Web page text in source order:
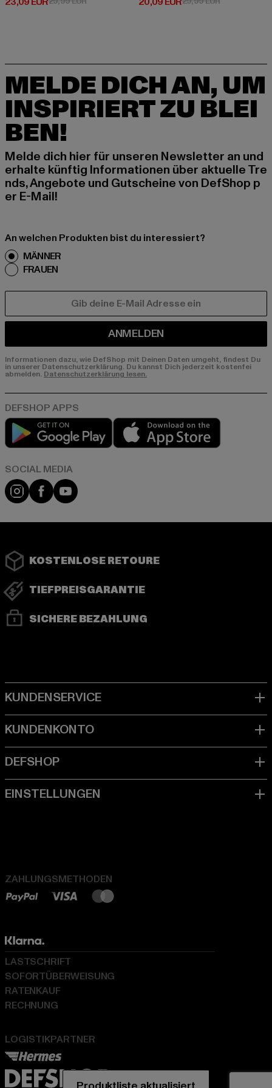
MELDE DICH AN, UM
INSPIRIERT ZU BLEI
BEN!
Melde dich hier für unseren Newsletter an und
erhalte künftig Informationen über aktuelle Tre
nds, Angebote und Gutscheine von DefShop p
er E-Mail!
An welchen Produkten bist du interessiert?
MÄNNER
FRAUEN
ANMELDEN
Informationen dazu, wie DefShop mit Deinen Daten umgeht, findest Du
in unserer Datenschutzerklärung. Du kannst Dich jederzeit kostenfei
abmelden. Datenschutzerklärung lesen.
Play market
Instagram
FacebookYouTube
KOSTENLOSE RETOURE
TIEFPREISGARANTIE
SICHERE BEZAHLUNG
ZAHLUNGSMETHODEN
LOGISTIKPARTNER
LASTSCHRIFT
SOFORTÜBERWEISUNG
RATENKAUF
RECHNUNG